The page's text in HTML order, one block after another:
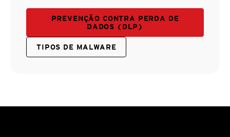
PREVENÇÃO CONTRA PERDA DE
DADOS (DLP)
TIPOS DE MALWARE